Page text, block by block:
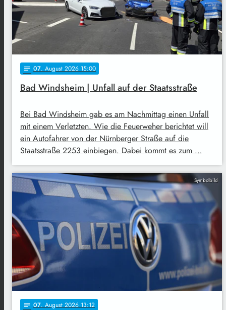
notes 07. August 2026 15:00
Bad Windsheim | Unfall auf der Staatsstraße
Bei Bad Windsheim gab es am Nachmittag einen Unfall
mit einem Verletzten. Wie die Feuerweher berichtet will
ein Autofahrer von der Nürnberger Straße auf die
Staatsstraße 2253 einbiegen. Dabei kommt es zum …
Symbolbild
notes 07. August 2026 13:12